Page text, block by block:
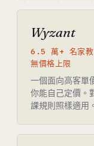
Wyzant
6.5 萬+ 名家教
無價格上限
一個面向高客單
你能自己定價。
課規則照樣適用。